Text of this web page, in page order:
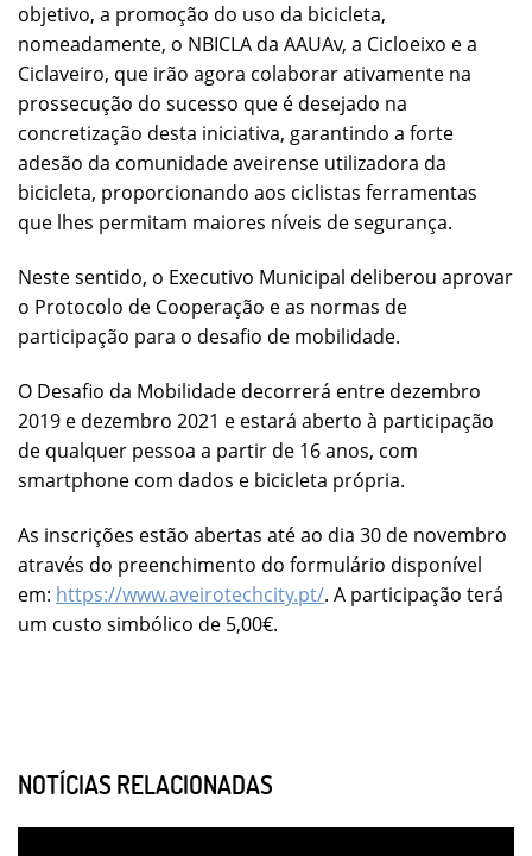
objetivo, a promoção do uso da bicicleta,
nomeadamente, o NBICLA da AAUAv, a Cicloeixo e a
Ciclaveiro, que irão agora colaborar ativamente na
prossecução do sucesso que é desejado na
concretização desta iniciativa, garantindo a forte
adesão da comunidade aveirense utilizadora da
bicicleta, proporcionando aos ciclistas ferramentas
que lhes permitam maiores níveis de segurança.
Neste sentido, o Executivo Municipal deliberou aprovar
o Protocolo de Cooperação e as normas de
participação para o desafio de mobilidade.
O Desafio da Mobilidade decorrerá entre dezembro
2019 e dezembro 2021 e estará aberto à participação
de qualquer pessoa a partir de 16 anos, com
smartphone com dados e bicicleta própria.
As inscrições estão abertas até ao dia 30 de novembro
através do preenchimento do formulário disponível
em: https://www.aveirotechcity.pt/. A participação terá
um custo simbólico de 5,00€.
NOTÍCIAS RELACIONADAS